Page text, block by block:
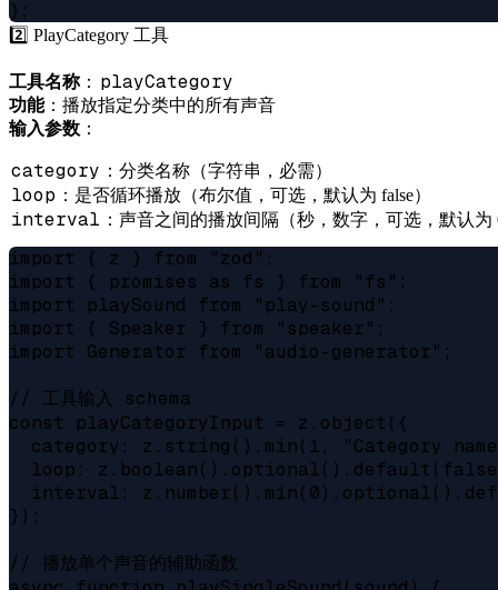
2️⃣ PlayCategory 工具
工具名称： playCategory
功能：播放指定分类中的所有声音
输入参数 ：
category ：分类名称（字符串，必需）
loop ：是否循环播放（布尔值，可选，默认为 false）
interval ：声音之间的播放间隔（秒，数字，可选，默认为
import { z } from "zod";
import { promises as fs } from "fs";
import playSound from "play-sound";
import { Speaker } from "speaker";
import Generator from "audio-generator";
// 工具输入 schema
const playCategoryInput = z.object({
category: z.string().min(1, "Category
loop:
interval:
});
// 播放单个声音的辅助函数